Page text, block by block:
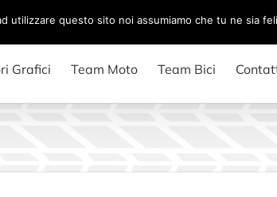
Il mio account CARRELLO
Grafici Team Moto Team Bici
utilizzare questo sito noi assumiamo che tu ne sia